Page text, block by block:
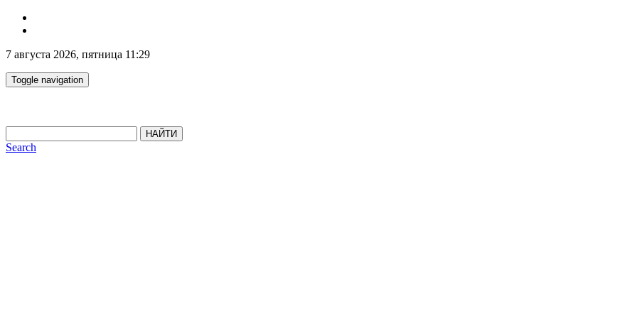
7 августа 2026, пятница 11:29
Toggle navigation
НАЙТИ
Search